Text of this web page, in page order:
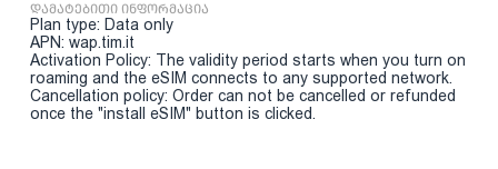
დამატებითი ინფორმაცია
Plan type: Data only
APN: wap.tim.it
Activation Policy: The validity period starts when you turn on
roaming and the eSIM connects to any supported network.
Cancellation policy: Order can not be cancelled or refunded
once the "install eSIM" button is clicked.